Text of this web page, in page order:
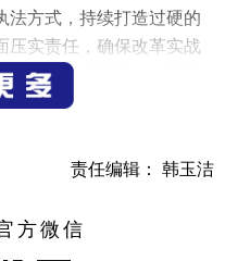
法方式，持续打造过硬的
压实责任，确保改革实战
励，突出问题导向，注重
在身边，改革红利实实在
行政执法改革开展以来，
，初步形成了职责更清
责任编辑： 韩玉洁
方微信